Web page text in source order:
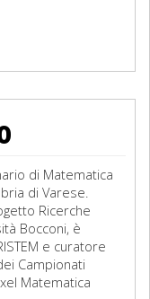
di Matematica
di Varese.
Ricerche
Bocconi, è
e curatore
Campionati
Matematica